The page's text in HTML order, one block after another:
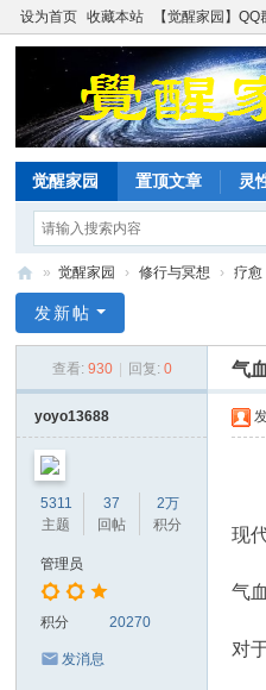
设为首页 收藏本站 【觉醒家园】QQ
觉醒家园 置顶文章 灵
醒
园
» 觉醒家园 › 修行与冥想 › 疗愈
发新帖
查看: 930 回复: 0 气
yoyo13688
5311
主题
37
回帖
2万
积分
管理员
积分 20270
发消息
现
气
对